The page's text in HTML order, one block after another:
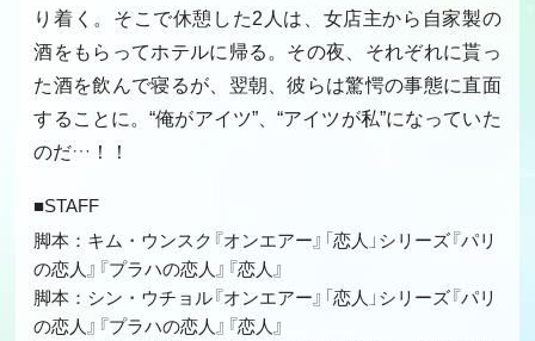
り着く。そこで休憩した2人は、女店主から自家製の
酒をもらってホテルに帰る。その夜、それぞれに貰っ
た酒を飲んで寝るが、翌朝、彼らは驚愕の事態に直面
することに。“俺がアイツ”、“アイツが私”になっていた
のだ…！！
■STAFF
脚本：キム・ウンスク『オンエアー』「恋人」シリーズ『パリ
の恋人』『プラハの恋人』『恋人』
脚本：シン・ウチョル『オンエアー』「恋人」シリーズ『パリ
の恋人』『プラハの恋人』『恋人』